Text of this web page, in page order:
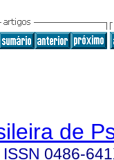
de
ISSN 0486-